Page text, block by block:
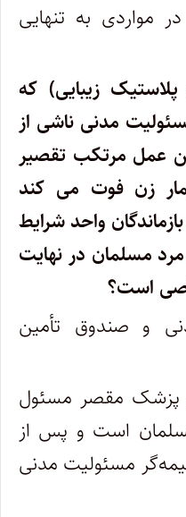
مواردی به تنهایی
زیبایی) که
مدنی ناشی از
عمل مرتکب تقصیر
زن فوت می کند
واحد شرایط
مسلمان در نهایت
است؟
و صندوق تأمین
پزشک مقصر مسئول
است و پس از
مسئولیت مدنی